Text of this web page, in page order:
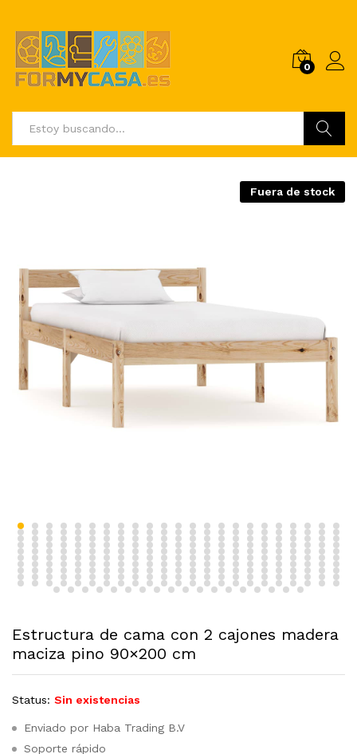
0
Fuera de stock
Estructura de cama con 2 cajones madera
maciza pino 90×200 cm
Status: Sin existencias
Enviado por Haba Trading B.V
Soporte rápido